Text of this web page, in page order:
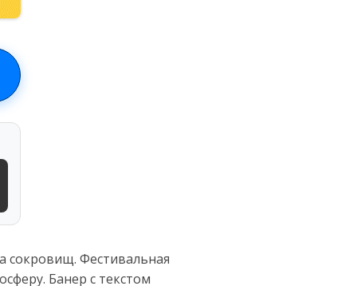
сокровищ. Фестивальная
Банер с текстом